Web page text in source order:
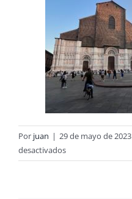
Por juan | 29 de mayo de 2023
desactivadosen
ERASMUS